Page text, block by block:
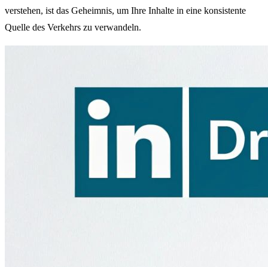
verstehen, ist das Geheimnis, um Ihre Inhalte in eine konsistente
Quelle des Verkehrs zu verwandeln.